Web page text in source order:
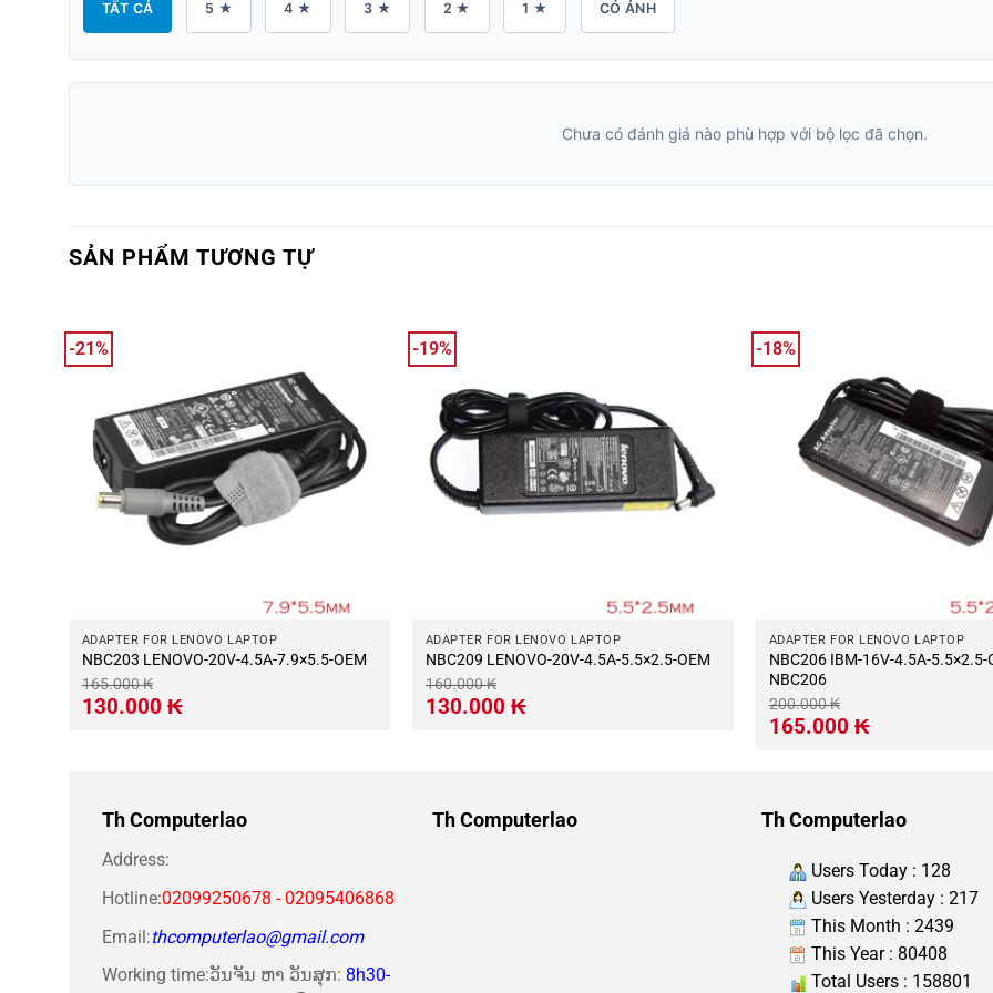
TẤT CẢ 5 ★ 4 ★ 3 ★ 2 ★ 1 ★ CÓ ẢNH
Chưa có đánh giá nào phù hợp với bộ lọc đã chọn.
SẢN PHẨM TƯƠNG TỰ
-21%
ADAPTER FOR LENOVO LAPTOP
NBC203 LENOVO-20V-4.5A-7.9×5.5-OEM
165.000₭
Giá
gốc
130.000 ₭Giá
hiện
-19%
ADAPTER FOR LENOVO LAPTOP
NBC209 LENOVO-20V-4.5A-5.5×2.5-OEM
160.000₭
Giá
gốc
130.000 ₭Giá
hiện
-18%
ADAPTER FOR LENOVO LAPTOP
NBC206 IBM-16V-4.5A-5.5×2.5-OEM-
NBC206
200.000₭
Giá
gốc
165.000 ₭Giá
hiện
Th Computerlao
Address:
Hotline:02099250678 - 02095406868
Email:thcomputerlao@gmail.com
Working time:ວັນຈັນ ຫາ ວັນສຸກ: 8h30-
Th Computerlao Th Computerlao
Users Today : 128
Users Yesterday : 217
This Month : 2439
This Year : 80408
Total Users : 158801